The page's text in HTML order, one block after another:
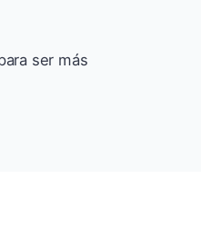
ser más